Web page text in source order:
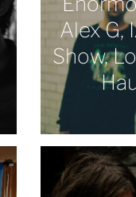
Alex G,
Show,